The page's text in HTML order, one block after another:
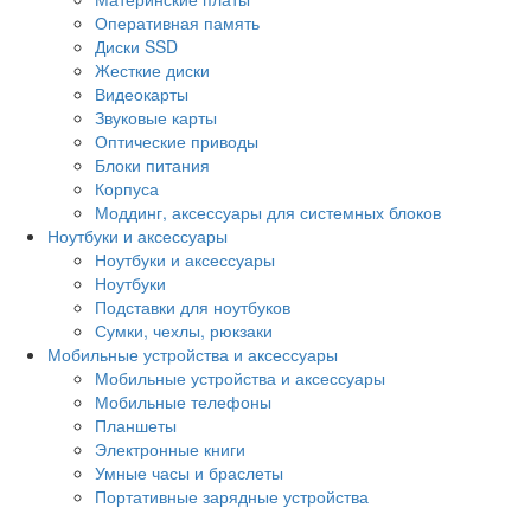
Оперативная память
Диски SSD
Жесткие диски
Видеокарты
Звуковые карты
Оптические приводы
Блоки питания
Корпуса
Моддинг, аксессуары для системных блоков
Ноутбуки и аксессуары
Ноутбуки и аксессуары
Ноутбуки
Подставки для ноутбуков
Сумки, чехлы, рюкзаки
Мобильные устройства и аксессуары
Мобильные устройства и аксессуары
Мобильные телефоны
Планшеты
Электронные книги
Умные часы и браслеты
Портативные зарядные устройства